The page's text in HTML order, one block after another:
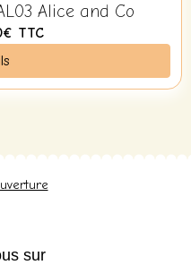
Alice and Co
TTC
sur